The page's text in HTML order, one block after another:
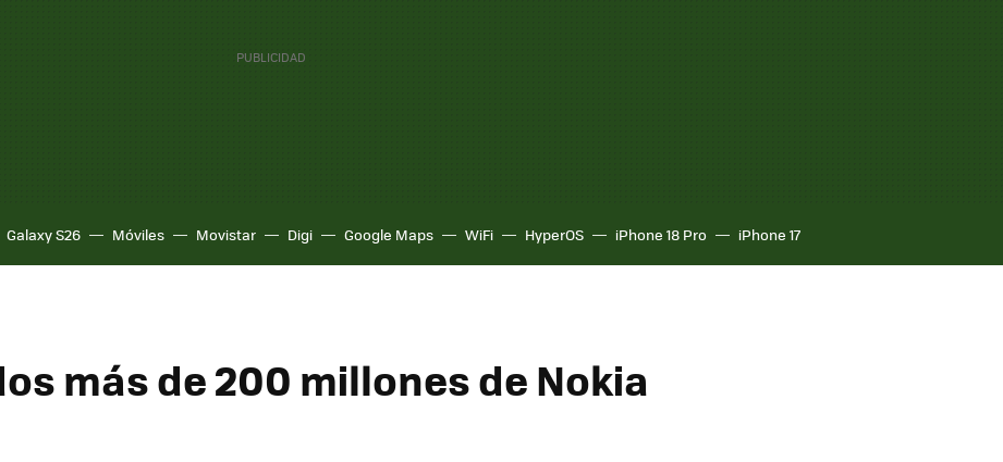
Galaxy S26 Móviles Movistar Digi Google Maps WiFi HyperOS iPhone 18 Pro iPhone 17
más de 200 millones de Nokia